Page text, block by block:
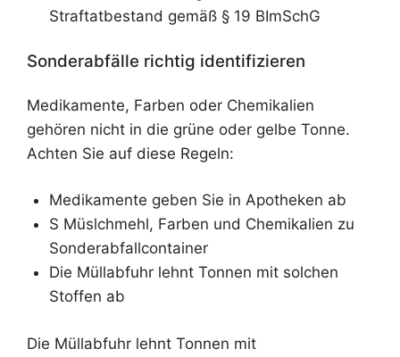
Straftatbestand gemäß § 19 BImSchG
Sonderabfälle richtig identifizieren
Medikamente, Farben oder Chemikalien
gehören nicht in die grüne oder gelbe Tonne.
Achten Sie auf diese Regeln:
Medikamente geben Sie in Apotheken ab
S Müslchmehl, Farben und Chemikalien zu
Sonderabfallcontainer
Die Müllabfuhr lehnt Tonnen mit solchen
Stoffen ab
Die Müllabfuhr lehnt Tonnen mit